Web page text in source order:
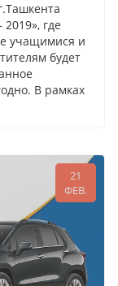
где
учащимися и
будет
В рамках
21
ФЕВ.